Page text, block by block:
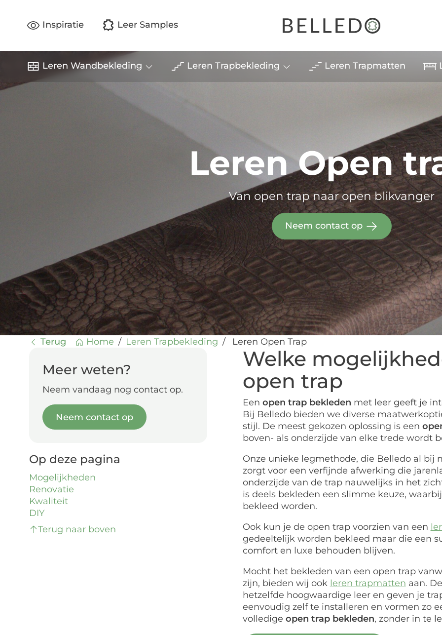
Inspiratie Leer Samples
Leren Wandbekleding Leren Trapbekleding Leren Trapmatten
Leren Open
Van open trap naar open blikvanger
Neem contact op
Terug Home / Leren Trapbekleding / Leren Open Trap
Meer weten?
Neem vandaag nog contact op.
Neem contact op
Op deze pagina
Mogelijkheden
Renovatie
Kwaliteit
DIY
Terug naar boven
Welke
open trap
Een open trap bekleden met leer geeft je
Bij Belledo bieden we diverse
stijl. De meest gekozen oplossing is een
boven- als onderzijde van elke trede wordt
Onze unieke legmethode, die Belledo al bij
zorgt voor een verfijnde afwerking die
onderzijde van de trap nauwelijks in het
is deels bekleden een slimme keuze,
bekleed worden.
Ook kun je de open trap voorzien van een
gedeeltelijk worden bekleed maar die een
comfort en luxe behouden blijven.
Mocht het bekleden van een open trap
zijn, bieden wij ook leren trapmatten aan.
hetzelfde hoogwaardige leer en geven je
eenvoudig zelf te installeren en vormen zo
volledige open trap bekleden, zonder in te